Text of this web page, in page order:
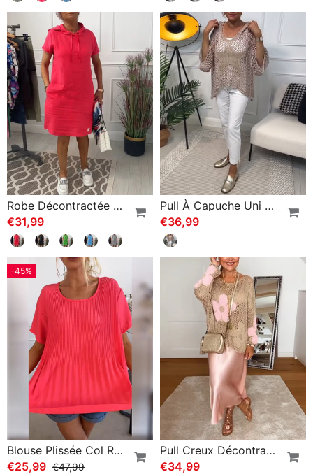
Robe Décontractée À Capuche Et Manches Courtes
€31,99
Pull À Capuche Uni À Découpes Étoiles
€36,99
-45%
Blouse Plissée Col Rond Uni
€25,99 €47,99
Pull Creux Décontracté À Manches Longues Et Col Rond À Fleurs
€34,99